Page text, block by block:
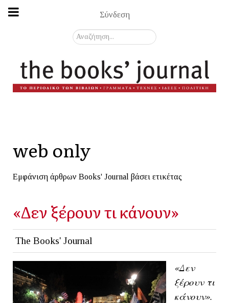
Σύνδεση
Αναζήτηση...
web only
Εμφάνιση άρθρων Books' Journal βάσει ετικέτας
«Δεν ξέρουν τι κάνουν»
The Books' Journal
«Δεν
ξέρουν τι
κάνουν».